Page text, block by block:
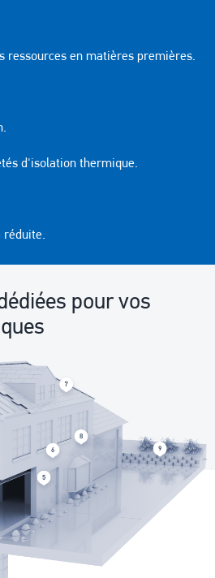
ressources en matières premières.
d'isolation thermique.
réduite.
pour vos